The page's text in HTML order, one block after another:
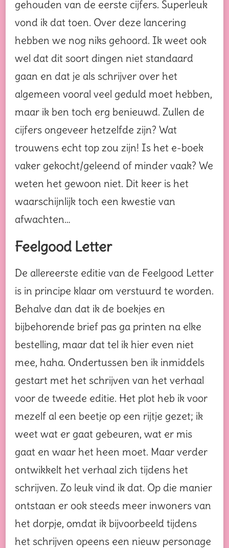
gehouden van de eerste cijfers. Superleuk
vond ik dat toen. Over deze lancering
hebben we nog niks gehoord. Ik weet ook
wel dat dit soort dingen niet standaard
gaan en dat je als schrijver over het
algemeen vooral veel geduld moet hebben,
maar ik ben toch erg benieuwd. Zullen de
cijfers ongeveer hetzelfde zijn? Wat
trouwens echt top zou zijn! Is het e-boek
vaker gekocht/geleend of minder vaak? We
weten het gewoon niet. Dit keer is het
waarschijnlijk toch een kwestie van
afwachten…
Feelgood Letter
De allereerste editie van de Feelgood Letter
is in principe klaar om verstuurd te worden.
Behalve dan dat ik de boekjes en
bijbehorende brief pas ga printen na elke
bestelling, maar dat tel ik hier even niet
mee, haha. Ondertussen ben ik inmiddels
gestart met het schrijven van het verhaal
voor de tweede editie. Het plot heb ik voor
mezelf al een beetje op een rijtje gezet; ik
weet wat er gaat gebeuren, wat er mis
gaat en waar het heen moet. Maar verder
ontwikkelt het verhaal zich tijdens het
schrijven. Zo leuk vind ik dat. Op die manier
ontstaan er ook steeds meer inwoners van
het dorpje, omdat ik bijvoorbeeld tijdens
het schrijven opeens een nieuw personage